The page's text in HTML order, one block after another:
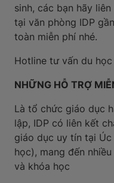
sinh, các bạn hãy
tại văn phòng IDP
toàn miễn phí nhé.
Hotline tư vấn du học
NHỮNG HỖ TRỢ
Là tổ chức giáo dục
lập, IDP có liên kết
giáo dục uy tín tại
học), mang đến
và khóa học